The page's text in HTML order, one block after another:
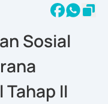
Sosial
II